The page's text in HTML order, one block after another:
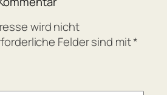
wird nicht
Felder sind mit*